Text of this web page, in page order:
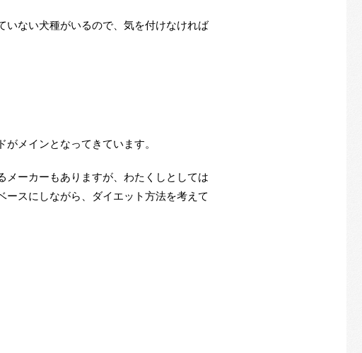
いない犬種がいるので、気を付けなければ
メインとなってきています。
ーカーもありますが、わたくしとしては
スにしながら、ダイエット方法を考えて